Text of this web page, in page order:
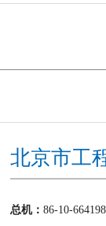
北京市工
总机： 86-10-